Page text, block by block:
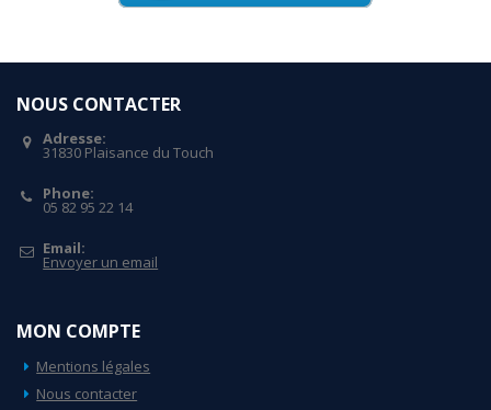
NOUS CONTACTER
Adresse:
31830 Plaisance du Touch
Phone:
05 82 95 22 14
Email:
Envoyer un email
MON COMPTE
Mentions légales
Nous contacter